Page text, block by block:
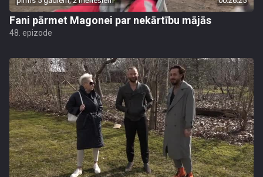
Fani pārmet Magonei par nekārtību mājās
48. epizode